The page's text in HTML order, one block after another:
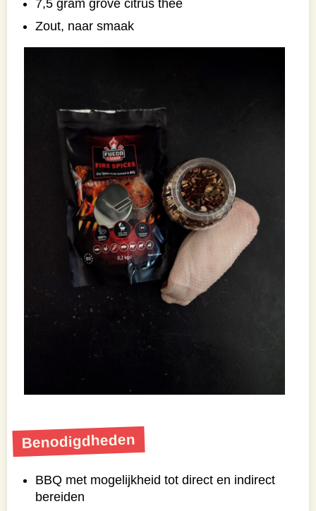
7,5 gram grove citrus thee
Zout, naar smaak
Benodigdheden
BBQ met mogelijkheid tot direct en indirect
bereiden